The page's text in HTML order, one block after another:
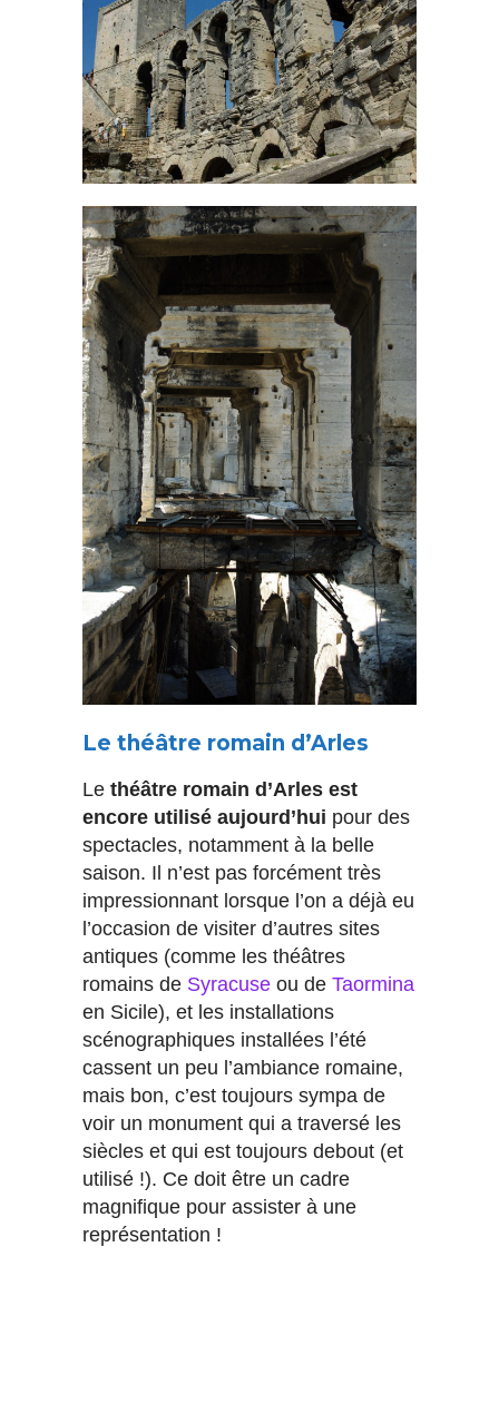
Le théâtre romain d’Arles
Le théâtre romain d’Arles est
encore utilisé aujourd’hui pour des
spectacles, notamment à la belle
saison. Il n’est pas forcément très
impressionnant lorsque l’on a déjà eu
l’occasion de visiter d’autres sites
antiques (comme les théâtres
romains de Syracuse ou de Taormina
en Sicile), et les installations
scénographiques installées l’été
cassent un peu l’ambiance romaine,
mais bon, c’est toujours sympa de
voir un monument qui a traversé les
siècles et qui est toujours debout (et
utilisé !). Ce doit être un cadre
magnifique pour assister à une
représentation !